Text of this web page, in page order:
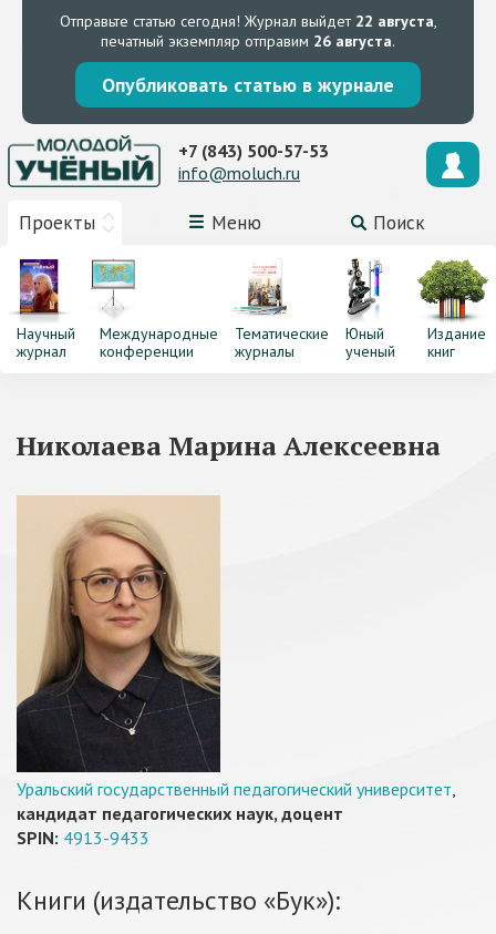
Отправьте статью сегодня! Журнал выйдет 22 августа,
печатный экземпляр отправим 26 августа.
Опубликовать статью в журнале
Проекты Меню Поиск
+7 (843) 500-57-53
info@moluch.ru
Научный
журнал
Международные
конференции
Тематические
журналы
Юный
ученый
Издание
книг
Николаева Марина Алексеевна
Уральский государственный педагогический университет,
кандидат педагогических наук, доцент
SPIN: 4913-9433
Книги (издательство «Бук»):